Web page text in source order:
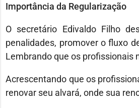
Importância da Regularização
O secretário Edivaldo Filho
penalidades, promover o fluxo
Lembrando que os profissionais
Acrescentando que os
renovar seu alvará, onde sua